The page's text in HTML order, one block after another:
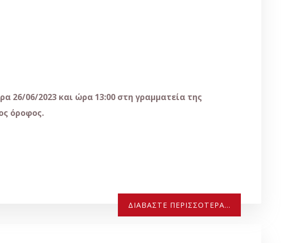
26/06/2023 και ώρα 13:00 στη γραμματεία της
όροφος.
ΔΙΑΒΆΣΤΕ ΠΕΡΙΣΣΌΤΕΡΑ...